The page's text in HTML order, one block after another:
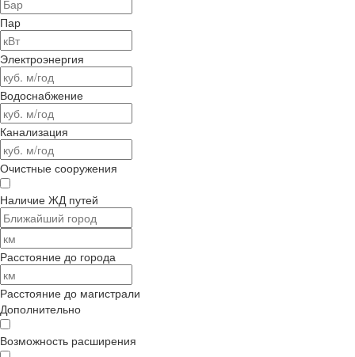
Пар
Электроэнергия
Водоснабжение
Канализация
Очистные сооружения
Наличие ЖД путей
Расстояние до города
Расстояние до магистрали
Дополнительно
Возможность расширения